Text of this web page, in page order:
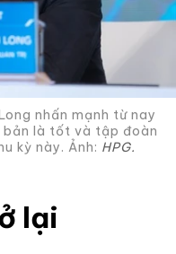
nhấn mạnh từ nay
là tốt và tập đoàn
kỳ này. Ảnh: HPG.
lại